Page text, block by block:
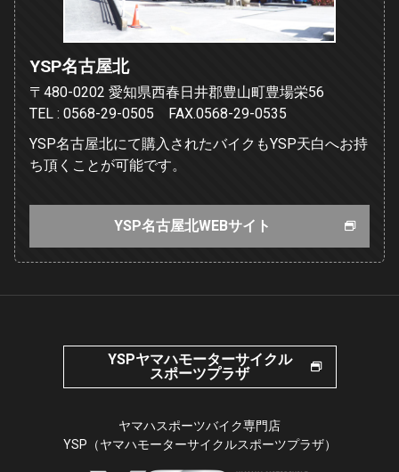
YSP名古屋北
〒480-0202 愛知県西春日井郡豊山町豊場栄56
TEL : 0568-29-0505 FAX.0568-29-0535
YSP名古屋北にて購入されたバイクもYSP天白へお持
ち頂くことが可能です。
YSP名古屋北WEBサイト
YSPヤマハモーターサイクル
スポーツプラザ
ヤマハスポーツバイク専門店
YSP（ヤマハモーターサイクルスポーツプラザ）